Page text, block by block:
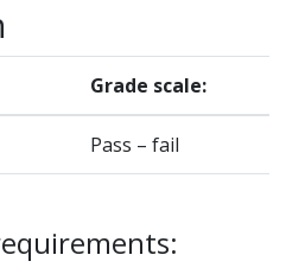
Grade scale:
Pass – fail